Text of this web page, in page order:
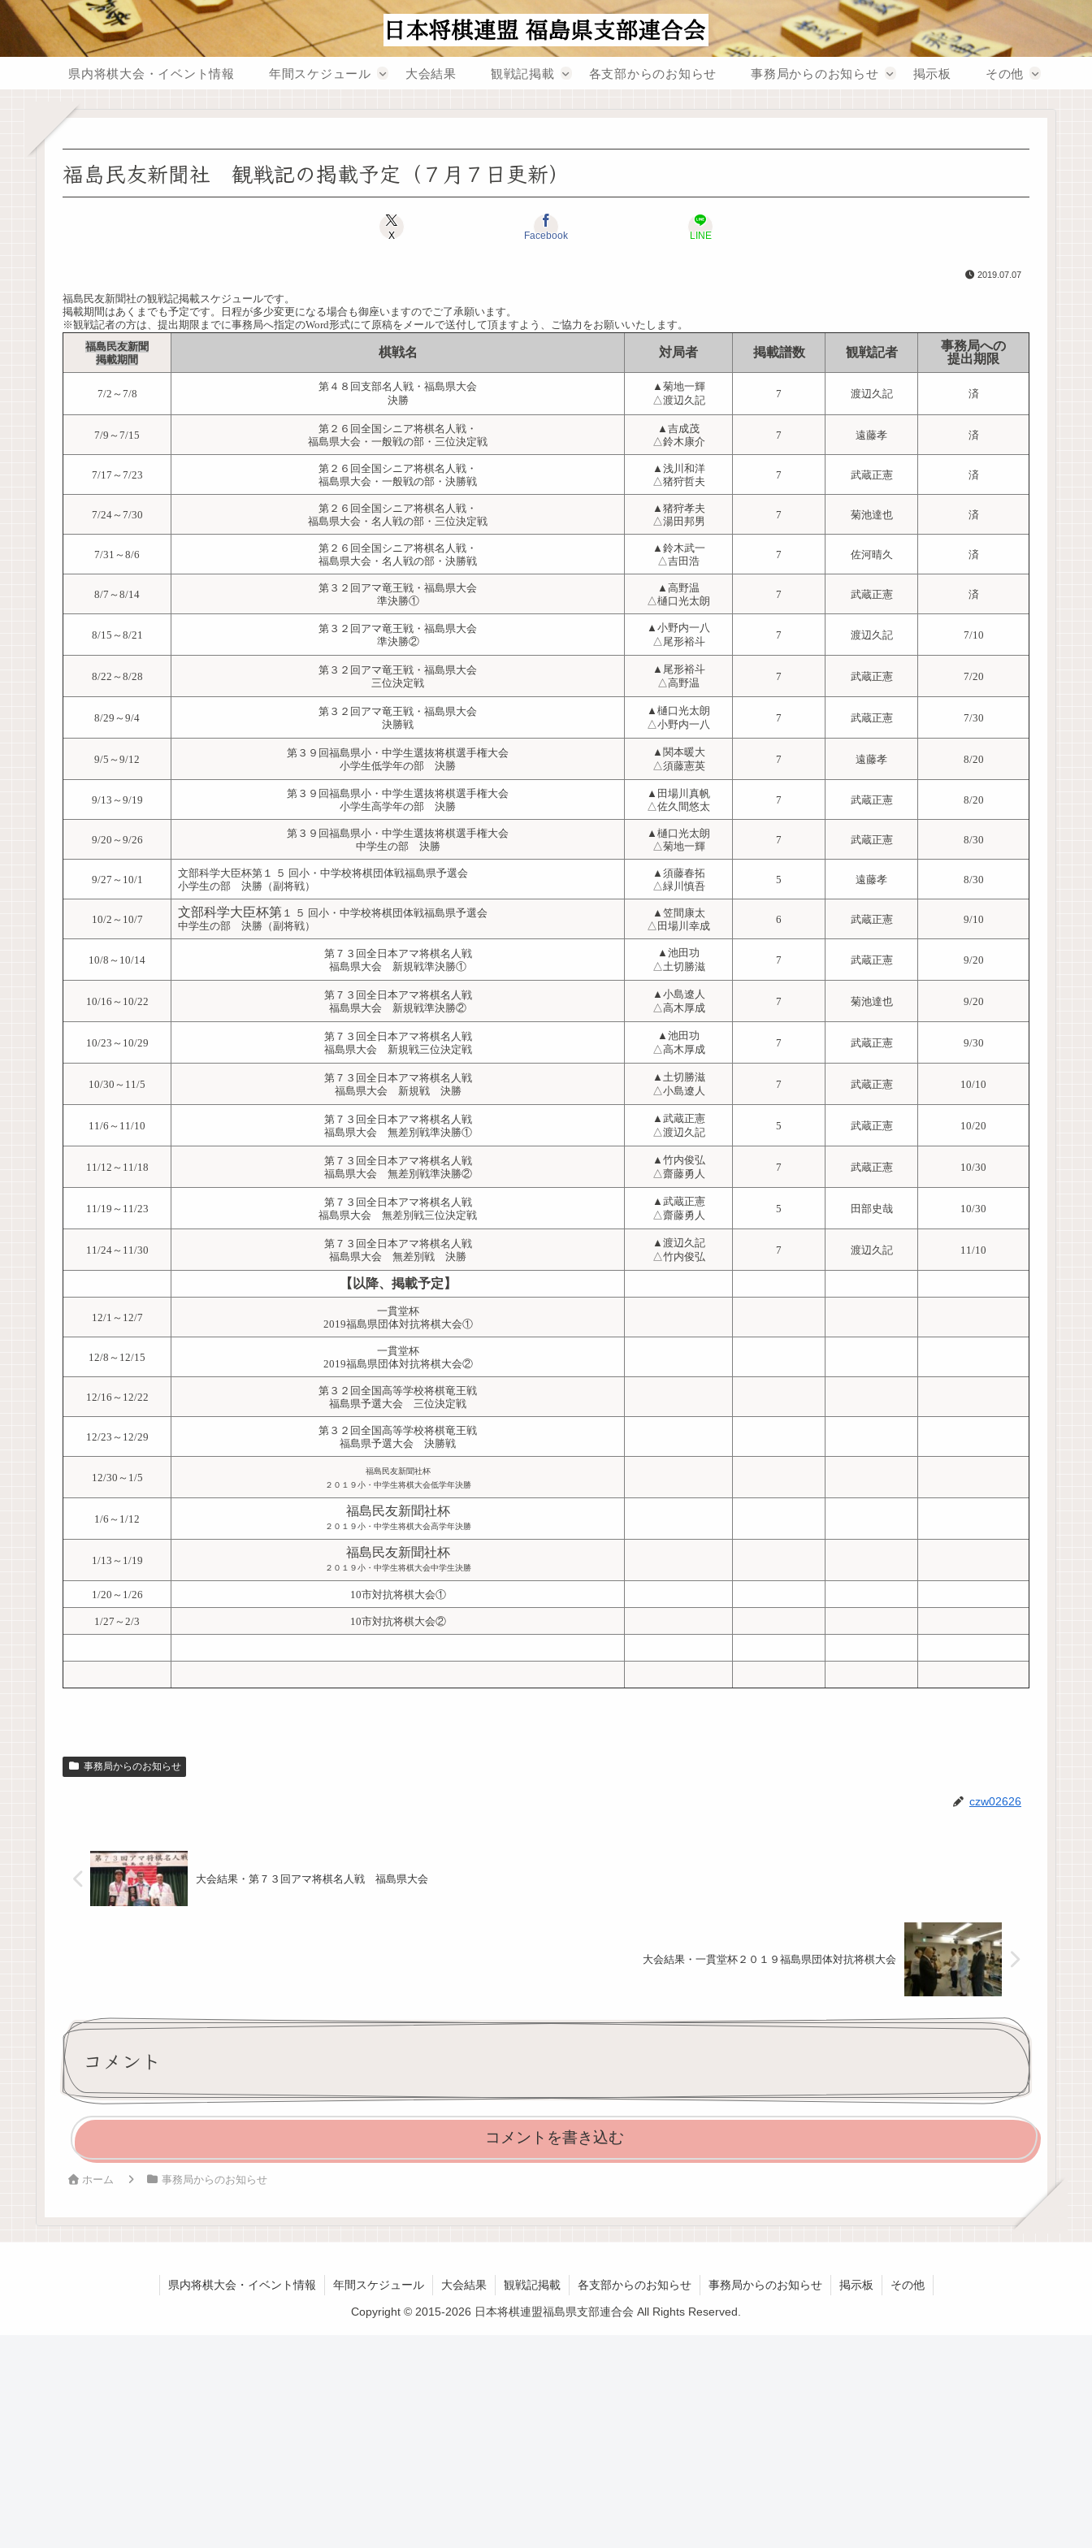
県内将棋大会・イベント情報 年間スケジュール 大会結果 観戦記掲載 各支部からのお知らせ 事務局からのお知らせ 掲示板 その他
福島民友新聞社 観戦記の掲載予定（７月７日更新）
X Facebook LINE
2019.07.07
福島民友新聞社の観戦記掲載スケジュールです。
掲載期間はあくまでも予定です。日程が多少変更になる場合も御座いますのでご了承願います。
※観戦記者の方は、提出期限までに事務局へ指定のWord形式にて原稿をメールで送付して頂ますよう、ご協力をお願いいたします。
福島民友新聞
掲載期間
棋戦名 対局者 掲載譜数 観戦記者
事務局への
提出期限
7/2～7/8
第４８回支部名人戦・福島県大会
決勝
▲菊地一輝
△渡辺久記
7 渡辺久記 済
7/9～7/15
第２６回全国シニア将棋名人戦・
福島県大会・一般戦の部・三位決定戦
▲吉成茂
△鈴木康介
7 遠藤孝 済
7/17～7/23
第２６回全国シニア将棋名人戦・
福島県大会・一般戦の部・決勝戦
▲浅川和洋
△猪狩哲夫
7 武蔵正憲 済
7/24～7/30
第２６回全国シニア将棋名人戦・
福島県大会・名人戦の部・三位決定戦
▲猪狩孝夫
△湯田邦男
7 菊池達也 済
7/31～8/6
第２６回全国シニア将棋名人戦・
福島県大会・名人戦の部・決勝戦
▲鈴木武一
△吉田浩
7 佐河晴久 済
8/7～8/14
第３２回アマ竜王戦・福島県大会
準決勝①
▲高野温
△樋口光太朗
7 武蔵正憲 済
8/15～8/21
第３２回アマ竜王戦・福島県大会
準決勝②
▲小野内一八
△尾形裕斗
7 渡辺久記 7/10
8/22～8/28
第３２回アマ竜王戦・福島県大会
三位決定戦
▲尾形裕斗
△高野温
7 武蔵正憲 7/20
8/29～9/4
第３２回アマ竜王戦・福島県大会
決勝戦
▲樋口光太朗
△小野内一八
7 武蔵正憲 7/30
9/5～9/12
第３９回福島県小・中学生選抜将棋選手権大会
小学生低学年の部 決勝
▲関本暖大
△須藤憲英
7 遠藤孝 8/20
9/13～9/19
第３９回福島県小・中学生選抜将棋選手権大会
小学生高学年の部 決勝
▲田場川真帆
△佐久間悠太
7 武蔵正憲 8/20
9/20～9/26
第３９回福島県小・中学生選抜将棋選手権大会
中学生の部 決勝
▲樋口光太朗
△菊地一輝
7 武蔵正憲 8/30
9/27～10/1
文部科学大臣杯第１ ５ 回小・中学校将棋団体戦福島県予選会
小学生の部 決勝（副将戦）
▲須藤春拓
△緑川慎吾
5 遠藤孝 8/30
10/2～10/7
文部科学大臣杯第 １ ５ 回小・中学校将棋団体戦福島県予選会
中学生の部 決勝（副将戦）
▲笠間康太
△田場川幸成
6 武蔵正憲 9/10
10/8～10/14
第７３回全日本アマ将棋名人戦
福島県大会 新規戦準決勝①
▲池田功
△土切勝滋
7 武蔵正憲 9/20
10/16～10/22
第７３回全日本アマ将棋名人戦
福島県大会 新規戦準決勝②
▲小島遼人
△高木厚成
7 菊池達也 9/20
10/23～10/29
第７３回全日本アマ将棋名人戦
福島県大会 新規戦三位決定戦
▲池田功
△高木厚成
7 武蔵正憲 9/30
10/30～11/5
第７３回全日本アマ将棋名人戦
福島県大会 新規戦 決勝
▲土切勝滋
△小島遼人
7 武蔵正憲 10/10
11/6～11/10
第７３回全日本アマ将棋名人戦
福島県大会 無差別戦準決勝①
▲武蔵正憲
△渡辺久記
5 武蔵正憲 10/20
11/12～11/18
第７３回全日本アマ将棋名人戦
福島県大会 無差別戦準決勝②
▲竹内俊弘
△齋藤勇人
7 武蔵正憲 10/30
11/19～11/23
第７３回全日本アマ将棋名人戦
福島県大会 無差別戦三位決定戦
▲武蔵正憲
△齋藤勇人
5 田部史哉 10/30
11/24～11/30
第７３回全日本アマ将棋名人戦
福島県大会 無差別戦 決勝
▲渡辺久記
△竹内俊弘
7 渡辺久記 11/10
【以降、掲載予定】
12/1～12/7
一貫堂杯
2019福島県団体対抗将棋大会①
12/8～12/15
一貫堂杯
2019福島県団体対抗将棋大会②
12/16～12/22
第３２回全国高等学校将棋竜王戦
福島県予選大会 三位決定戦
12/23～12/29
第３２回全国高等学校将棋竜王戦
福島県予選大会 決勝戦
12/30～1/5
福島民友新聞社杯
２０１９小・中学生将棋大会低学年決勝
1/6～1/12
福島民友新聞社杯
２０１９小・中学生将棋大会高学年決勝
1/13～1/19
福島民友新聞社杯
２０１９小・中学生将棋大会中学生決勝
1/20～1/26 10市対抗将棋大会①
1/27～2/3 10市対抗将棋大会②
事務局からのお知らせ
czw02626
大会結果・第７３回アマ将棋名人戦 福島県大会
大会結果・一貫堂杯２０１９福島県団体対抗将棋大会
コメント
コメントを書き込む
ホーム 事務局からのお知らせ
県内将棋大会・イベント情報 年間スケジュール 大会結果 観戦記掲載 各支部からのお知らせ 事務局からのお知らせ 掲示板 その他
Copyright © 2015-2026 日本将棋連盟福島県支部連合会 All Rights Reserved.